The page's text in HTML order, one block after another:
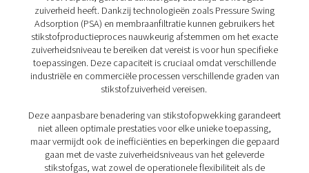
efficiënte systemen van Pneumatech.
3. Betrouwbare levering
Krijg volledige controle en maak je nooit meer zorgen
late of gemiste leveringen.
4. Zuiverheid op aanvraag
Pas de stikstofzuiverheid aan uw proces aan en
hoge kosten voor hogere specificaties.